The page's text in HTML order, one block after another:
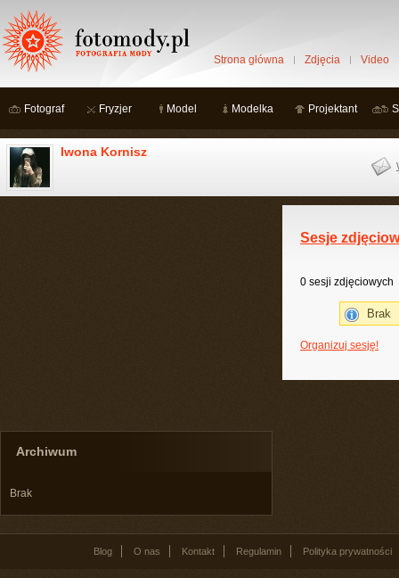
Strona główna Zdjęcia Video
Fotograf Fryzjer Model Modelka Projektant
Iwona Kornisz
Archiwum
Brak
Sesje
0 sesji zdjęciowych
Brak
Organizuj sesję!
Blog O nas Kontakt Regulamin Polityka prywatności